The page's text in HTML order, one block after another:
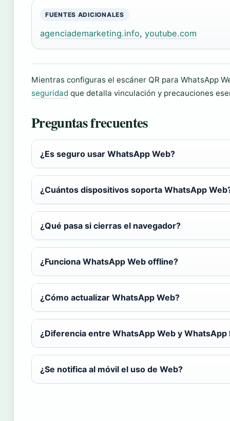
FUENTES ADICIONALES
agenciademarketing.info, youtube.com
Mientras configuras el escáner QR para WhatsApp
seguridad que detalla vinculación y precauciones
Preguntas frecuentes
¿Es seguro usar WhatsApp Web?
¿Cuántos dispositivos soporta WhatsApp
¿Qué pasa si cierras el navegador?
¿Funciona WhatsApp Web offline?
¿Cómo actualizar WhatsApp Web?
¿Diferencia entre WhatsApp Web y WhatsApp
¿Se notifica al móvil el uso de Web?